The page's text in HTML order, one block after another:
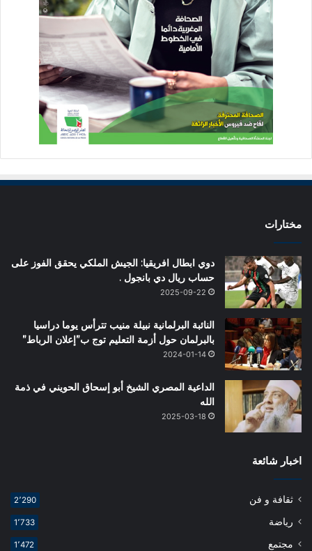
مختارات
دوي ابطال افريقيا: الجيش الملكي يحقق الفوز على
حساب ريال دي بانجول .
2025-09-22
النائبة البرلمانية نبيلة منيب تترأس يوما دراسيا
بالبرلمان حول أزمة التعليم توج ب”إعلان الرباط”
2024-01-14
الداعية المصري الشيخ أبو إسحاق الحويني في ذمة
الله
2025-03-18
اخبار شائعة
ثقافة و فن 2٬290
رياضة 1٬733
مجتمع 1٬472